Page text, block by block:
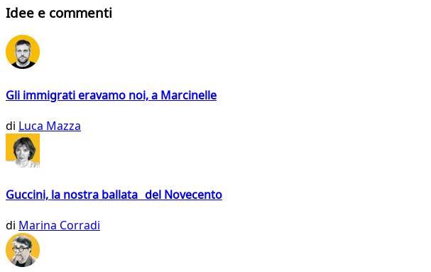
Idee e commenti
Gli immigrati eravamo noi, a Marcinelle
di Luca Mazza
Guccini, la nostra ballata del Novecento
di Marina Corradi